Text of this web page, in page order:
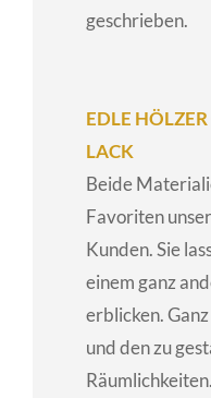
geschrieben.
EDLE
LACK
Beide
Favoriten
Kunden. Sie
einem ganz
erblicken.
und den zu